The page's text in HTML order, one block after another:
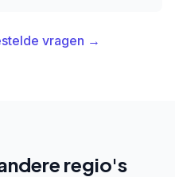
vragen →
regio's